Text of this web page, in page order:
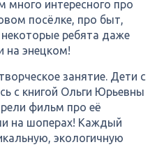
много интересного про
посёлке, про быт,
ребята даже
на энецком!
занятие. Дети с
с книгой Ольги Юрьевны
фильм про её
на шоперах! Каждый
экологичную